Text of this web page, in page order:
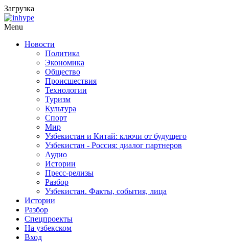
Загрузка
Menu
Новости
Политика
Экономика
Общество
Происшествия
Технологии
Туризм
Культура
Спорт
Мир
Узбекистан и Китай: ключи от будущего
Узбекистан - Россия: диалог партнеров
Аудио
Истории
Пресс-релизы
Разбор
Узбекистан. Факты, события, лица
Истории
Разбор
Спецпроекты
На узбекском
Вход